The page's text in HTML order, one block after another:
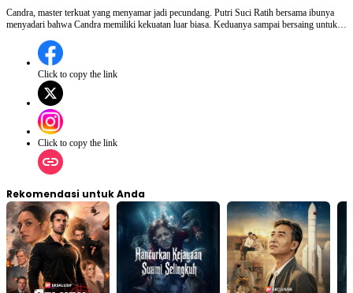
Candra, master terkuat yang menyamar jadi pecundang. Putri Suci Ratih bersama ibunya
menyadari bahwa Candra memiliki kekuatan luar biasa. Keduanya sampai bersaing untuk
peliharaannya berubah menjadi Phoenix dan membunuh iblis terkuat dalam sekejap!
Click to copy the link
Click to copy the link
Rekomendasi untuk Anda